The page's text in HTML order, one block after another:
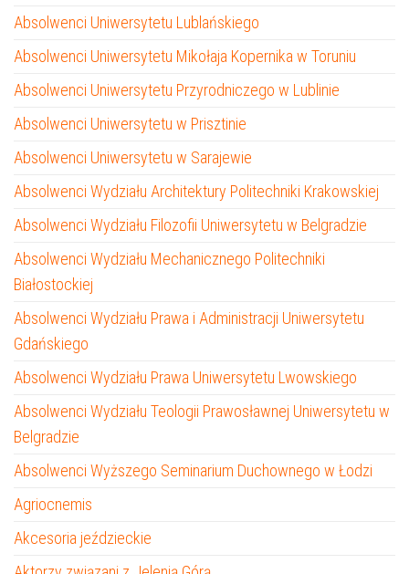
Absolwenci Uniwersytetu Lublańskiego
Absolwenci Uniwersytetu Mikołaja Kopernika w Toruniu
Absolwenci Uniwersytetu Przyrodniczego w Lublinie
Absolwenci Uniwersytetu w Prisztinie
Absolwenci Uniwersytetu w Sarajewie
Absolwenci Wydziału Architektury Politechniki Krakowskiej
Absolwenci Wydziału Filozofii Uniwersytetu w Belgradzie
Absolwenci Wydziału Mechanicznego Politechniki
Białostockiej
Absolwenci Wydziału Prawa i Administracji Uniwersytetu
Gdańskiego
Absolwenci Wydziału Prawa Uniwersytetu Lwowskiego
Absolwenci Wydziału Teologii Prawosławnej Uniwersytetu w
Belgradzie
Absolwenci Wyższego Seminarium Duchownego w Łodzi
Agriocnemis
Akcesoria jeździeckie